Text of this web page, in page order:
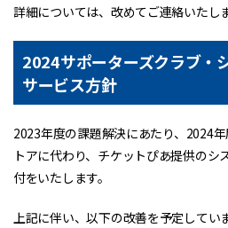
詳細については、改めてご連絡いたし
2024サポーターズクラブ・
サービス方針
2023年度の課題解決にあたり、2024
トアに代わり、チケットぴあ提供のシ
付をいたします。
上記に伴い、以下の改善を予定してい